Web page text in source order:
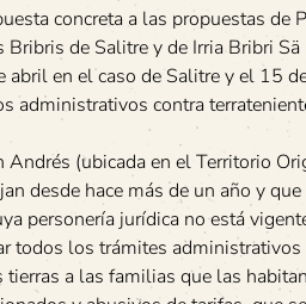
concreta a las propuestas de
de Salitre y de Irria Bribri Sä
en el caso de Salitre y el 15
administrativos contra
(ubicada en el Territorio
desde hace más de un año y
personería jurídica no está
todos los trámites
a las familias que las